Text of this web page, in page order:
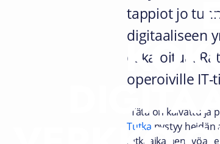
tappiot jo
digitaaliseen
eskaloitua.
operoiville IT-
“Tätä on kaivattu
Tutka pystyy heidän
pitkäaikainen